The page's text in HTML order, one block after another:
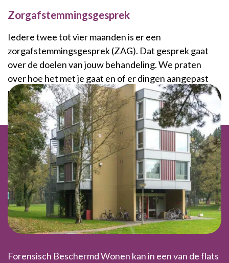
Zorgafstemmingsgesprek
Iedere twee tot vier maanden is er een
zorgafstemmingsgesprek (ZAG). Dat gesprek gaat
over de doelen van jouw behandeling. We praten
over hoe het met je gaat en of er dingen aangepast
moeten worden.
Forensisch Beschermd Wonen kan in een van de flats